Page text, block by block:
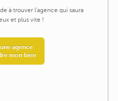
à trouver l'agence qui saura
et plus vite !
agence
mon bien